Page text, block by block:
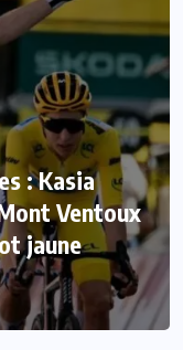
: Kasia
Ventoux
jaune
s’offre Rodri